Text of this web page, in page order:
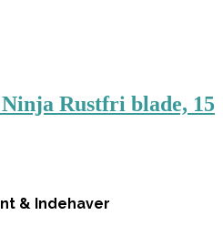
Rustfri blade, 15
& Indehaver